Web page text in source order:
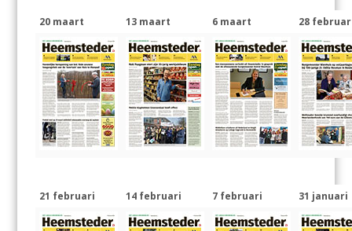
20 maart 13 maart 6 maart 28
21 februari 14 februari 7 februari 31 januari